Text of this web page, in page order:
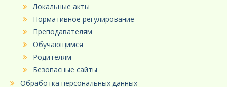
Локальные акты
Нормативное регулирование
Преподавателям
Обучающимся
Родителям
Безопасные сайты
Обработка персональных данных